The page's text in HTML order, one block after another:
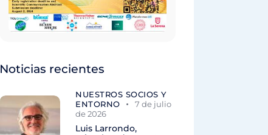
Noticias recientes
NUESTROS SOCIOS Y
ENTORNO
7 de julio
de 2026
Luis Larrondo,